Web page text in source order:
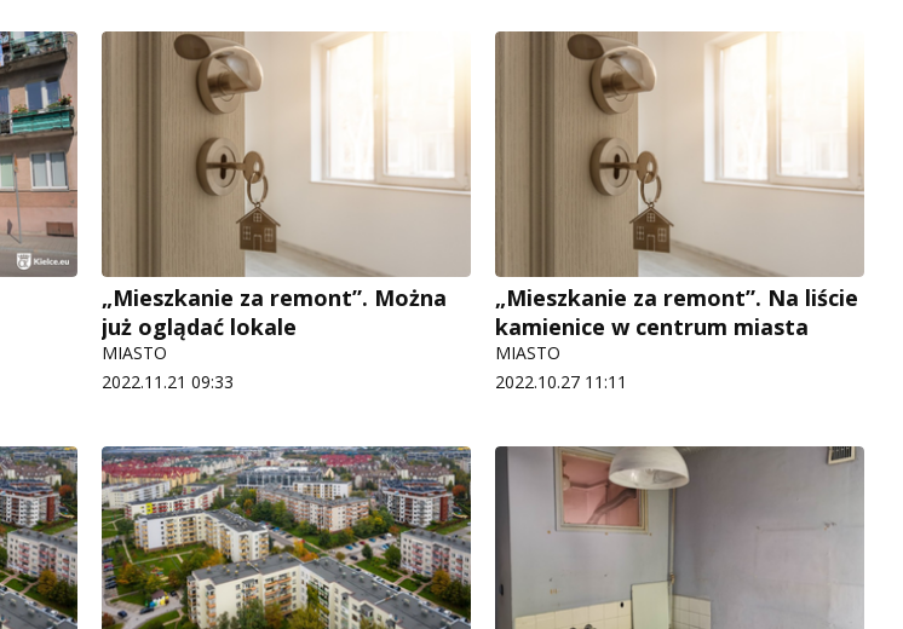
„Mieszkanie za remont”. Można
już oglądać lokale
MIASTO
2022.11.21 09:33
„Mieszkanie za remont”. Na liście
kamienice w centrum miasta
MIASTO
2022.10.27 11:11